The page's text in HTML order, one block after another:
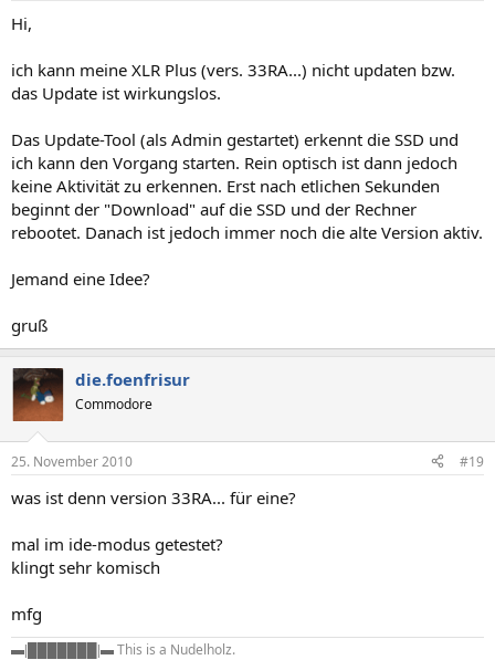
Hi,
ich kann meine XLR Plus (vers. 33RA...) nicht updaten bzw.
das Update ist wirkungslos.
Das Update-Tool (als Admin gestartet) erkennt die SSD und
ich kann den Vorgang starten. Rein optisch ist dann jedoch
keine Aktivität zu erkennen. Erst nach etlichen Sekunden
beginnt der "Download" auf die SSD und der Rechner
rebootet. Danach ist jedoch immer noch die alte Version aktiv.
Jemand eine Idee?
gruß
die.foenfrisur
Commodore
25. November 2010 #19
was ist denn version 33RA... für eine?
mal im ide-modus getestet?
klingt sehr komisch
mfg
▬| |▬ This is a Nudelholz.